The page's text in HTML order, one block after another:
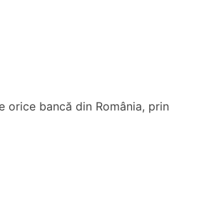
orice bancă din România, prin